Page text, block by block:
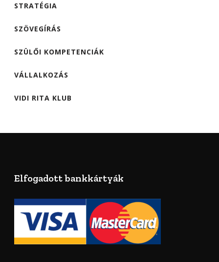
STRATÉGIA
SZÖVEGÍRÁS
SZÜLŐI KOMPETENCIÁK
VÁLLALKOZÁS
VIDI RITA KLUB
Elfogadott bankkártyák